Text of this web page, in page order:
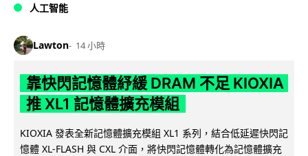
人工智能
Lawton 14 小時
靠快閃記憶體紓緩 DRAM 不足 KIOXIA
推 XL1 記憶體擴充模組
KIOXIA 發表全新記憶體擴充模組 XL1 系列，結合低延遲快閃記
憶體 XL-FLASH 與 CXL 介面，將快閃記憶體轉化為記憶體擴充